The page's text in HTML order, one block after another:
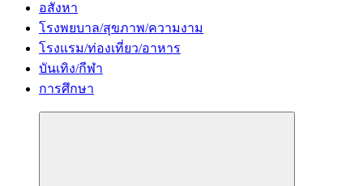
อสังหา
โรงพยบาล/สุขภาพ/ความงาม
โรงแรม/ท่องเที่ยว/อาหาร
บันเทิง/กีฬา
การศึกษา